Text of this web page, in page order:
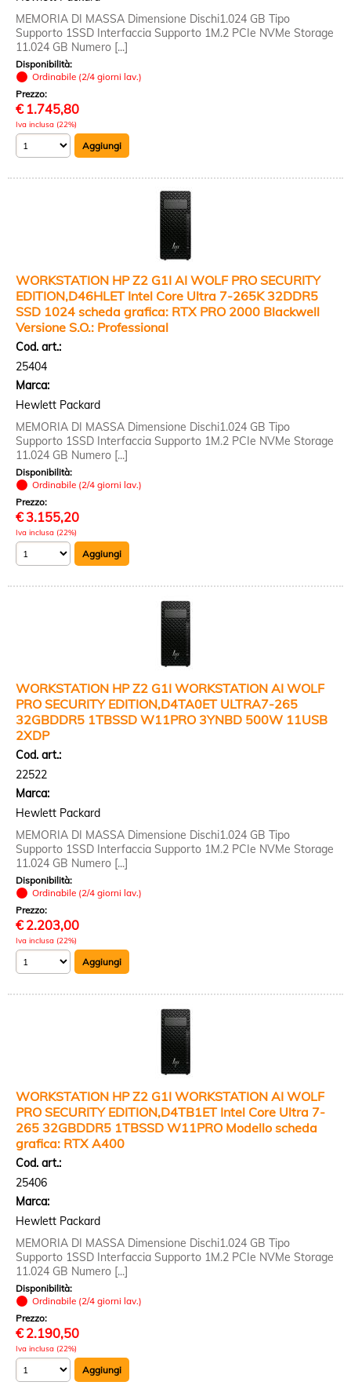
MEMORIA DI MASSA Dimensione Dischi1.024 GB Tipo
Supporto 1SSD Interfaccia Supporto 1M.2 PCIe NVMe Storage
11.024 GB Numero [...]
Disponibilità:
Ordinabile (2/4 giorni lav.)
Prezzo:
€ 1.745,80
Iva inclusa (22%)
WORKSTATION HP Z2 G1I AI WOLF PRO SECURITY
EDITION,D46HLET Intel Core Ultra 7-265K 32DDR5
SSD 1024 scheda grafica: RTX PRO 2000 Blackwell
Versione S.O.: Professional
Cod. art.:
25404
Marca:
Hewlett Packard
MEMORIA DI MASSA Dimensione Dischi1.024 GB Tipo
Supporto 1SSD Interfaccia Supporto 1M.2 PCIe NVMe Storage
11.024 GB Numero [...]
Disponibilità:
Ordinabile (2/4 giorni lav.)
Prezzo:
€ 3.155,20
Iva inclusa (22%)
WORKSTATION HP Z2 G1I WORKSTATION AI WOLF
PRO SECURITY EDITION,D4TA0ET ULTRA7-265
32GBDDR5 1TBSSD W11PRO 3YNBD 500W 11USB
2XDP
Cod. art.:
22522
Marca:
Hewlett Packard
MEMORIA DI MASSA Dimensione Dischi1.024 GB Tipo
Supporto 1SSD Interfaccia Supporto 1M.2 PCIe NVMe Storage
11.024 GB Numero [...]
Disponibilità:
Ordinabile (2/4 giorni lav.)
Prezzo:
€ 2.203,00
Iva inclusa (22%)
WORKSTATION HP Z2 G1I WORKSTATION AI WOLF
PRO SECURITY EDITION,D4TB1ET Intel Core Ultra 7-
265 32GBDDR5 1TBSSD W11PRO Modello scheda
grafica: RTX A400
Cod. art.:
25406
Marca:
Hewlett Packard
MEMORIA DI MASSA Dimensione Dischi1.024 GB Tipo
Supporto 1SSD Interfaccia Supporto 1M.2 PCIe NVMe Storage
11.024 GB Numero [...]
Disponibilità:
Ordinabile (2/4 giorni lav.)
Prezzo:
€ 2.190,50
Iva inclusa (22%)